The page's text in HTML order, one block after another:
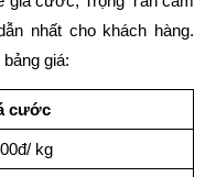
nhất cho khách hàng.
giá:
cước
kg